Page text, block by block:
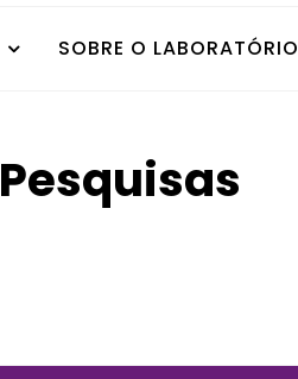
SOBRE O LABORATÓRIO
Pesquisas